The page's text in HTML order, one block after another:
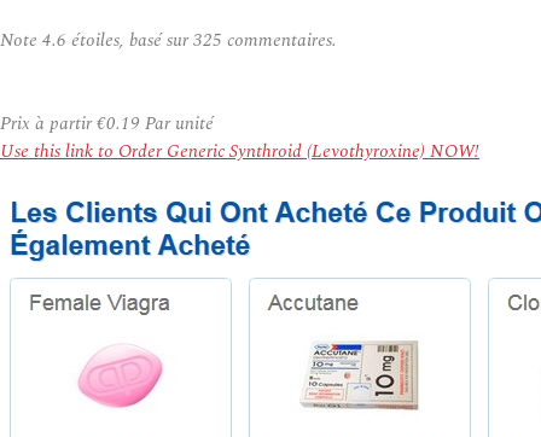
Note 4.6 étoiles, basé sur325 commentaires.
Prix à partir€0.19 Par unité
Use this link to Order Generic Synthroid (Levothyroxine) NOW!